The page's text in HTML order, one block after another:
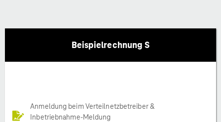
Beispielrechnung S
Anmeldung beim Verteilnetzbetreiber &
Inbetriebnahme-Meldung